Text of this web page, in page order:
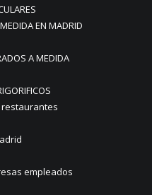
EN MADRID
A MEDIDA
empleados